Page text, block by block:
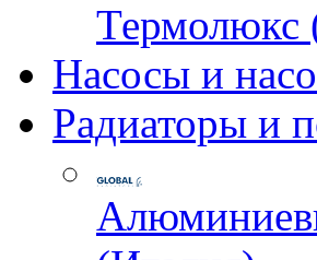
Термолюкс
Насосы и
Радиаторы и